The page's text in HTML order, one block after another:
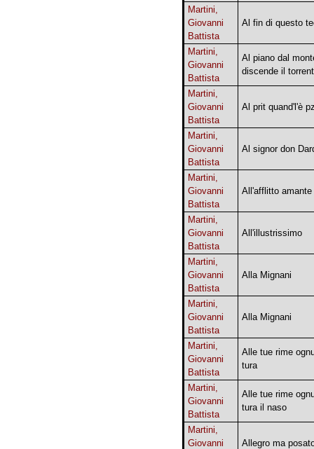
Martini,
Giovanni
Battista
Al fin di questo
Martini,
Giovanni
Battista
Al piano dal
discende il
Martini,
Giovanni
Battista
Al prit quand'l'è
Martini,
Giovanni
Battista
Al signor don
Martini,
Giovanni
Battista
All'afflitto amante
Martini,
Giovanni
Battista
All'illustrissimo
Martini,
Giovanni
Battista
Alla Mignani
Martini,
Giovanni
Battista
Alla Mignani
Martini,
Giovanni
Battista
Alle tue rime
tura
Martini,
Giovanni
Battista
Alle tue rime
tura il naso
Martini,
Giovanni
Allegro ma